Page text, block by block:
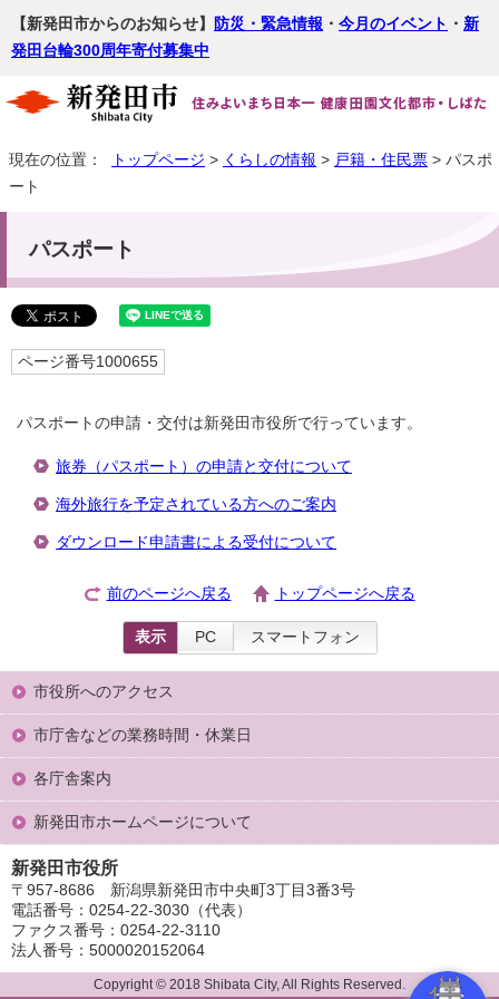
【新発田市からのお知らせ】 防災・緊急情報 ・ 今月のイベント ・ 新
発田台輪300周年寄付募集中
現在の位置： トップページ > くらしの情報 > 戸籍・住民票 > パスポ
ート
パスポート
ページ番号1000655
パスポートの申請・交付は新発田市役所で行っています。
旅券（パスポート）の申請と交付について
海外旅行を予定されている方へのご案内
ダウンロード申請書による受付について
前のページへ戻る トップページへ戻る
表示 PC スマートフォン
市役所へのアクセス
市庁舎などの業務時間・休業日
各庁舎案内
新発田市ホームページについて
新発田市役所
〒957-8686 新潟県新発田市中央町3丁目3番3号
電話番号：0254-22-3030（代表）
ファクス番号：0254-22-3110
法人番号：5000020152064
Copyright © 2018 Shibata City, All Rights Reserved.